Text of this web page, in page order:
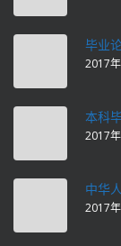
毕业
2017
本科
2017
中华
2017